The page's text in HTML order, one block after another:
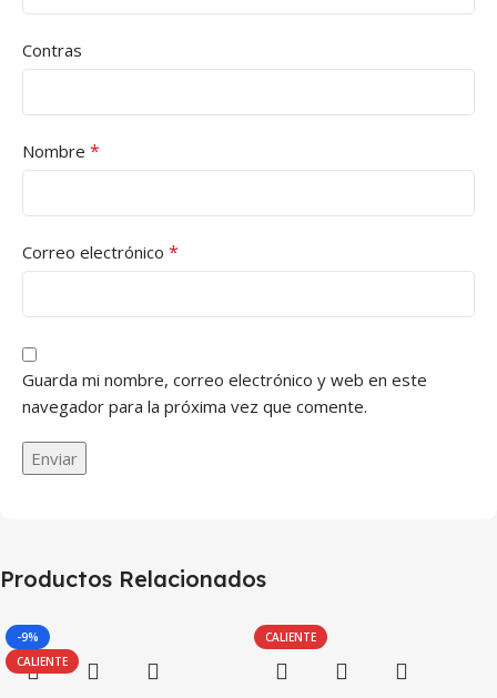
Contras
Nombre *
Correo electrónico *
Guarda mi nombre, correo electrónico y web en este
navegador para la próxima vez que comente.
Productos Relacionados
-9%
CALIENTE
CALIENTE